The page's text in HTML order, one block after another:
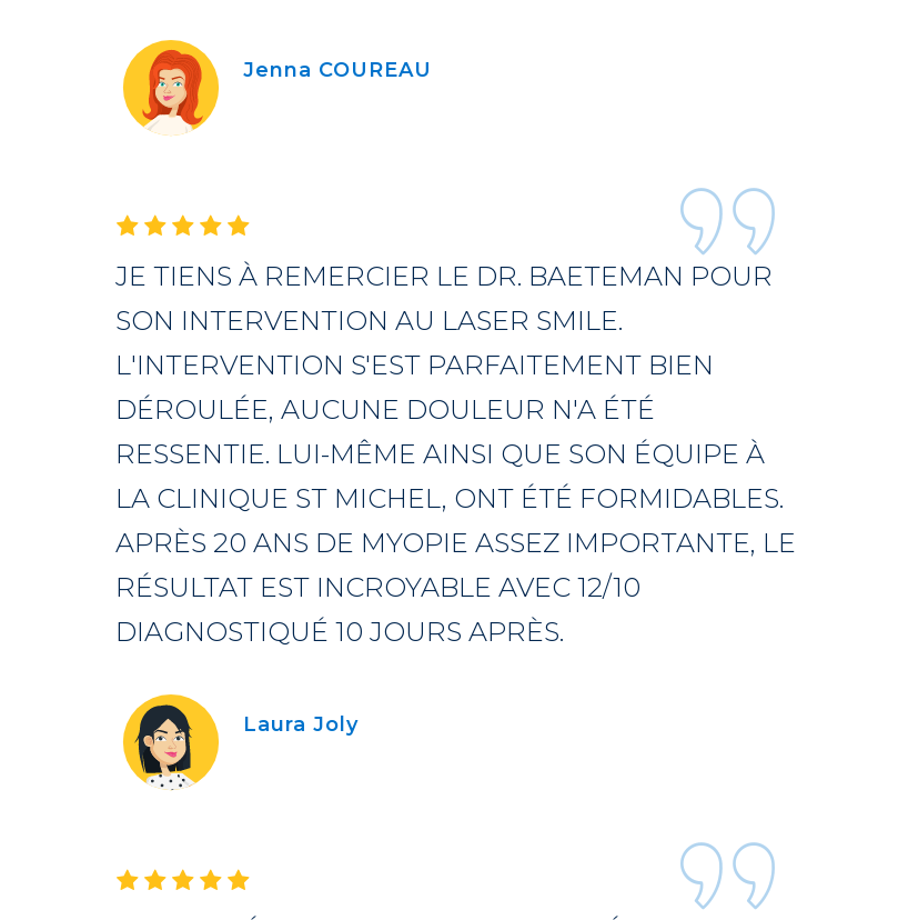
Jenna COUREAU
JE TIENS À REMERCIER LE DR. BAETEMAN POUR
SON INTERVENTION AU LASER SMILE.
L'INTERVENTION S'EST PARFAITEMENT BIEN
DÉROULÉE, AUCUNE DOULEUR N'A ÉTÉ
RESSENTIE. LUI-MÊME AINSI QUE SON ÉQUIPE À
LA CLINIQUE ST MICHEL, ONT ÉTÉ FORMIDABLES.
APRÈS 20 ANS DE MYOPIE ASSEZ IMPORTANTE, LE
RÉSULTAT EST INCROYABLE AVEC 12/10
DIAGNOSTIQUÉ 10 JOURS APRÈS.
Laura Joly